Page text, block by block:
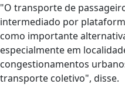
"O transporte de
intermediado por
como importante
especialmente em
congestionamentos
transporte coletivo", disse.